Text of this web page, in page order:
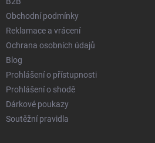
Obchodní podmínky
Reklamace a vrácení
Ochrana osobních údajů
Blog
Prohlášení o přístupnosti
Prohlášení o shodě
Dárkové poukazy
Soutěžní pravidla